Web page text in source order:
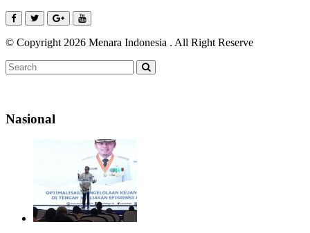
© Copyright 2026 Menara Indonesia . All Right Reserve
Nasional